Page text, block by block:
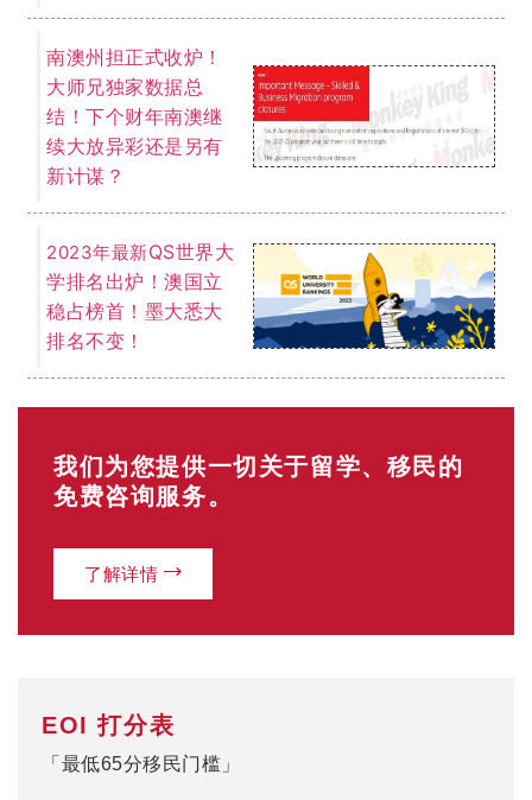
南澳州担正式收炉！
大师兄独家数据总
结！下个财年南澳继
续大放异彩还是另有
新计谋？
2023年最新QS世界大
学排名出炉！澳国立
稳占榜首！墨大悉大
排名不变！
我们为您提供一切关于留学、移民的
免费咨询服务。
了解详情
EOI 打分表
「最低65分移民门槛」